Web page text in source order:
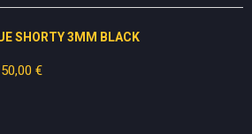
25,00 €.
SHORTY 3MM BLACK
Original
50,00 €Η